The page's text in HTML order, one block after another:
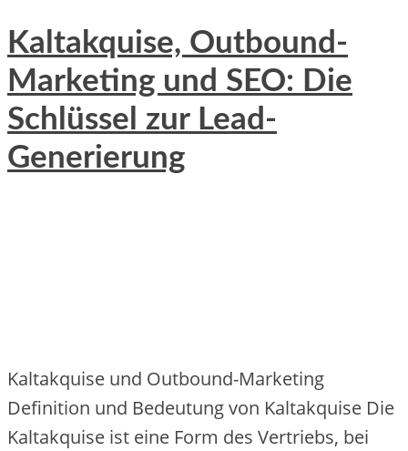
Kaltakquise, Outbound-
Marketing und SEO: Die
Schlüssel zur Lead-
Generierung
Kaltakquise und Outbound-Marketing
Definition und Bedeutung von Kaltakquise Die
Kaltakquise ist eine Form des Vertriebs, bei